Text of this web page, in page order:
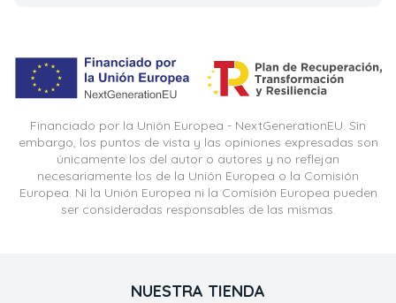
Financiado por la Unión Europea - NextGenerationEU. Sin
embargo, los puntos de vista y las opiniones expresadas son
únicamente los del autor o autores y no reflejan
necesariamente los de la Unión Europea o la Comisión
Europea. Ni la Unión Europea ni la Comisión Europea pueden
ser consideradas responsables de las mismas.
NUESTRA TIENDA